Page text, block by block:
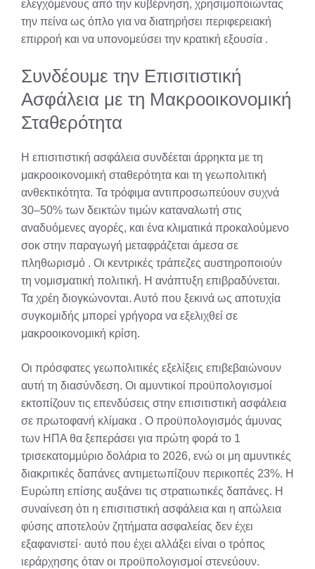
ελεγχόμενους από την κυβέρνηση, χρησιμοποιώντας
την πείνα ως όπλο για να διατηρήσει περιφερειακή
επιρροή και να υπονομεύσει την κρατική εξουσία .
Συνδέουμε την Επισιτιστική
Ασφάλεια με τη Μακροοικονομική
Σταθερότητα
Η επισιτιστική ασφάλεια συνδέεται άρρηκτα με τη
μακροοικονομική σταθερότητα και τη γεωπολιτική
ανθεκτικότητα. Τα τρόφιμα αντιπροσωπεύουν συχνά
30–50% των δεικτών τιμών καταναλωτή στις
αναδυόμενες αγορές, και ένα κλιματικά προκαλούμενο
σοκ στην παραγωγή μεταφράζεται άμεσα σε
πληθωρισμό . Οι κεντρικές τράπεζες αυστηροποιούν
τη νομισματική πολιτική. Η ανάπτυξη επιβραδύνεται.
Τα χρέη διογκώνονται. Αυτό που ξεκινά ως αποτυχία
συγκομιδής μπορεί γρήγορα να εξελιχθεί σε
μακροοικονομική κρίση.
Οι πρόσφατες γεωπολιτικές εξελίξεις επιβεβαιώνουν
αυτή τη διασύνδεση. Οι αμυντικοί προϋπολογισμοί
εκτοπίζουν τις επενδύσεις στην επισιτιστική ασφάλεια
σε πρωτοφανή κλίμακα . Ο προϋπολογισμός άμυνας
των ΗΠΑ θα ξεπεράσει για πρώτη φορά το 1
τρισεκατομμύριο δολάρια το 2026, ενώ οι μη αμυντικές
διακριτικές δαπάνες αντιμετωπίζουν περικοπές 23%. Η
Ευρώπη επίσης αυξάνει τις στρατιωτικές δαπάνες. Η
συναίνεση ότι η επισιτιστική ασφάλεια και η απώλεια
φύσης αποτελούν ζητήματα ασφαλείας δεν έχει
εξαφανιστεί· αυτό που έχει αλλάξει είναι ο τρόπος
ιεράρχησης όταν οι προϋπολογισμοί στενεύουν.